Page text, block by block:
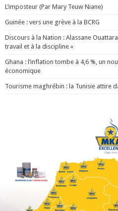
L’imposteur (Par Mary Teuw Niane)
Guinée : vers une grève à la BCRG
Discours à la Nation : Alassane
travail et à la discipline »
Ghana : l’inflation tombe à 4,6 %, un
économique
Tourisme maghrébin : la Tunisie attire